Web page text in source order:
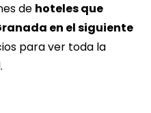
de hoteles que
en el siguiente
para ver toda la